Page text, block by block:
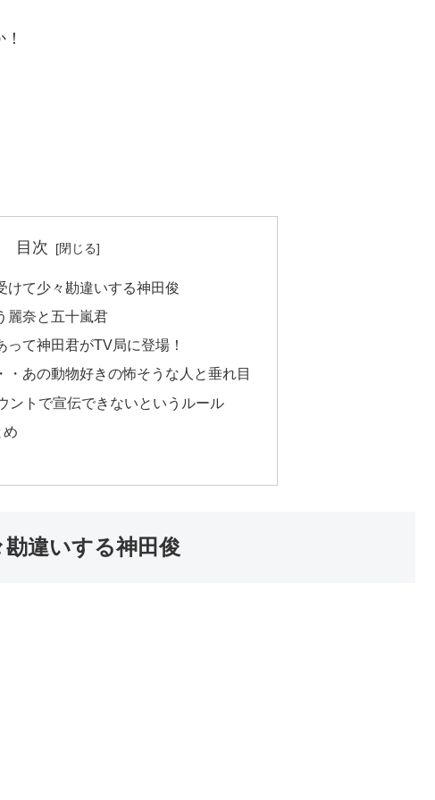
目次
けて少々勘違いする神田俊
麗奈と五十嵐君
って神田君がTV局に登場！
・あの動物好きの怖そうな人と垂れ目
ントで宣伝できないというルール
め
違いする神田俊